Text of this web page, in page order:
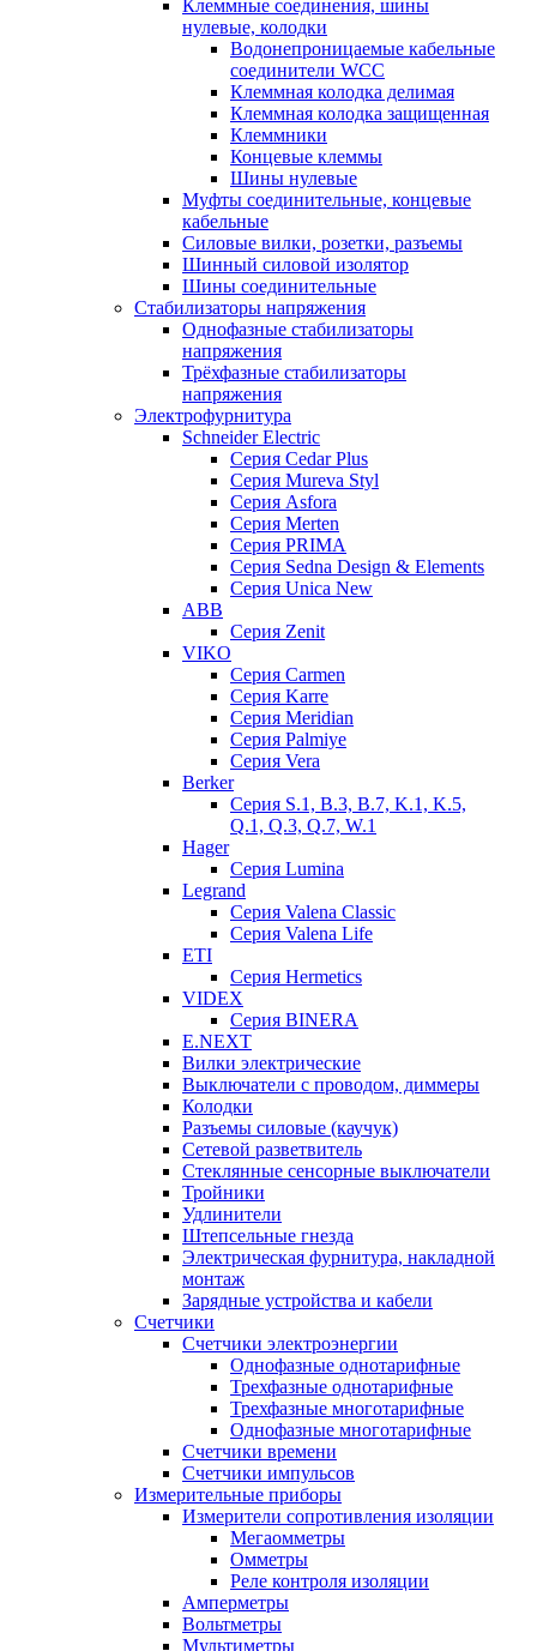
Клеммные соединения, шины
нулевые, колодки
Водонепроницаемые кабельные
соединители WCC
Клеммная колодка делимая
Клеммная колодка защищенная
Клеммники
Концевые клеммы
Шины нулевые
Муфты соединительные, концевые
кабельные
Силовые вилки, розетки, разъемы
Шинный силовой изолятор
Шины соединительные
Стабилизаторы напряжения
Однофазные стабилизаторы
напряжения
Трёхфазные стабилизаторы
напряжения
Электрофурнитура
Schneider Electric
Серия Cedar Plus
Серия Mureva Styl
Серия Asfora
Серия Merten
Серия PRIMA
Серия Sedna Design & Elements
Серия Unica New
ABB
Серия Zenit
VIKO
Серия Сarmen
Серия Karre
Серия Meridian
Серия Palmiye
Серия Vera
Berker
Серия S.1, B.3, B.7, K.1, K.5,
Q.1, Q.3, Q.7, W.1
Hager
Серия Lumina
Legrand
Серия Valena Classic
Серия Valena Life
ETI
Серия Hermetics
VIDEX
Серия BINERA
E.NEXT
Вилки электрические
Выключатели с проводом, диммеры
Колодки
Разъемы силовые (каучук)
Сетевой разветвитель
Стеклянные сенсорные выключатели
Тройники
Удлинители
Штепсельные гнезда
Электрическая фурнитура, накладной
монтаж
Зарядные устройства и кабели
Счетчики
Счетчики электроэнергии
Однофазные однотарифные
Трехфазные однотарифные
Трехфазные многотарифные
Однофазные многотарифные
Счетчики времени
Счетчики импульсов
Измерительные приборы
Измерители сопротивления изоляции
Мегаомметры
Омметры
Реле контроля изоляции
Амперметры
Вольтметры
Мультиметры